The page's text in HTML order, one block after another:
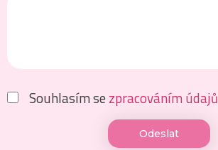
Souhlasím sezpracováním údajů
Odeslat